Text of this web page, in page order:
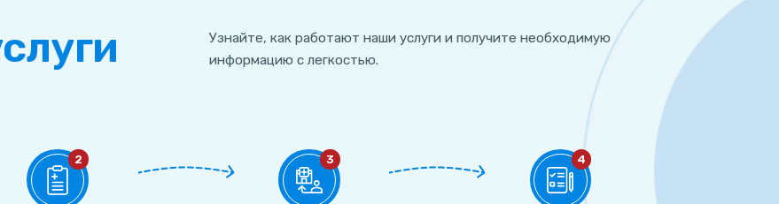
Узнайте, как работают наши услуги и получите необходимую
информацию с легкостью.
2 3 4